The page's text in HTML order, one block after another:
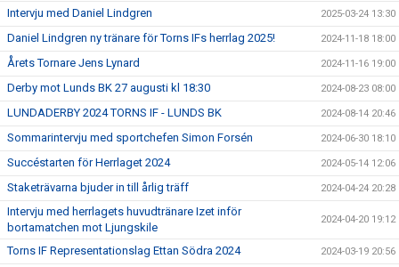
Intervju med Daniel Lindgren 2025-03-24 13:30
Daniel Lindgren ny tränare för Torns IFs herrlag 2025! 2024-11-18 18:00
Årets Tornare Jens Lynard 2024-11-16 19:00
Derby mot Lunds BK 27 augusti kl 18:30 2024-08-23 08:00
LUNDADERBY 2024 TORNS IF - LUNDS BK 2024-08-14 20:46
Sommarintervju med sportchefen Simon Forsén 2024-06-30 18:10
Succéstarten för Herrlaget 2024 2024-05-14 12:06
Staketrävarna bjuder in till årlig träff 2024-04-24 20:28
Intervju med herrlagets huvudtränare Izet inför
bortamatchen mot Ljungskile
2024-04-20 19:12
Torns IF Representationslag Ettan Södra 2024 2024-03-19 20:56